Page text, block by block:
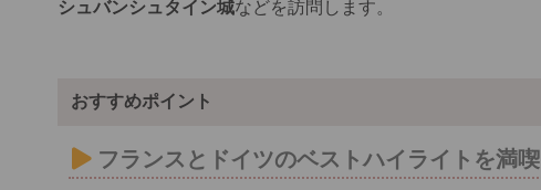
シュバンシュタイン城などを訪問します。
おすすめポイント
フランスとドイツのベストハイライトを満喫